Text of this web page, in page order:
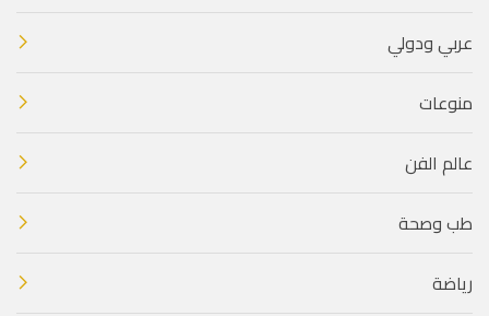
عربي ودولي
منوعات
عالم الفن
طب وصحة
رياضة